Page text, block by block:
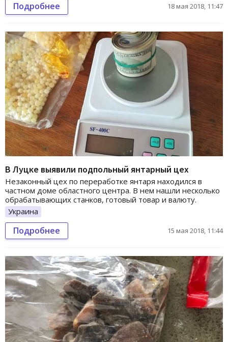
Подробнее 18 мая 2018, 11:47
В Луцке выявили подпольный янтарный цех
Незаконный цех по переработке янтаря находился в
частном доме областного центра. В нем нашли несколько
обрабатывающих станков, готовый товар и валюту.
Украина
Подробнее 15 мая 2018, 11:44